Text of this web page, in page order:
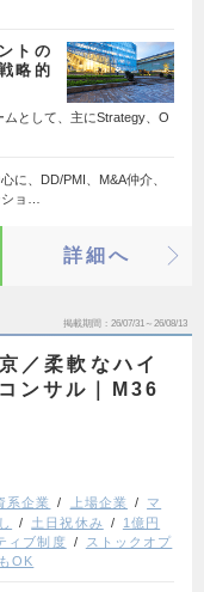
トの
略的
ムとして、主にStrategy、O
に、DD/PMI、M&A仲介、
ョ…
詳細へ
掲載期間 26/07/31～26/08/13
／柔軟なハイ
ンサル｜M36
系企業 上場企業
マ
土日祝休み
1億円
ィブ制度
ストックオプ
OK